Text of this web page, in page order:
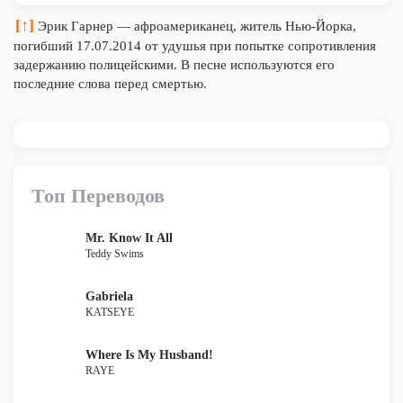
[↑] Эрик Гарнер — афроамериканец, житель Нью-Йорка,
погибший 17.07.2014 от удушья при попытке сопротивления
задержанию полицейскими. В песне используются его
последние слова перед смертью.
Топ Переводов
Mr. Know It All
Teddy Swims
Gabriela
KATSEYE
Where Is My Husband!
RAYE